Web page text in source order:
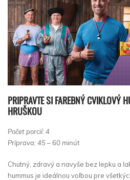
PRIPRAVTE SI FAREBNÝ CVIKLOVÝ
HRUŠKOU
Počet porcií: 4
Príprava: 45 – 60 minút
Chutný, zdravý a navyše bez lepku a
hummus je ideálnou voľbou pre